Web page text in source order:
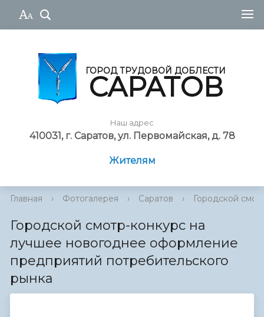
ГОРОД ТРУДОВОЙ ДОБЛЕСТИ
САРАТОВ
Наш адрес
410031, г. Саратов, ул. Первомайская, д. 78
Жителям
Главная › Фотогалерея › Саратов › Городской
Городской смотр-конкурс на
лучшее новогоднее оформление
предприятий потребительского
рынка